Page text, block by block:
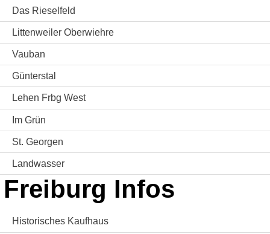
Das Rieselfeld
Littenweiler Oberwiehre
Vauban
Günterstal
Lehen Frbg West
Im Grün
St. Georgen
Landwasser
Freiburg Infos
Historisches Kaufhaus